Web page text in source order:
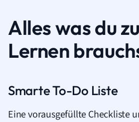
Alles was du
Lernen
Smarte To-Do Liste
Eine vorausgefüllte Checkliste